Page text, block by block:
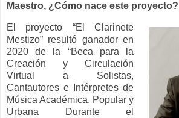
Maestro, ¿Cómo nace este proyecto?
El proyecto “El Clarinete
Mestizo” resultó ganador en
2020 de la “Beca para la
Creación y Circulación
Virtual a Solistas,
Cantautores e Intérpretes de
Música Académica, Popular y
Urbana Durante el